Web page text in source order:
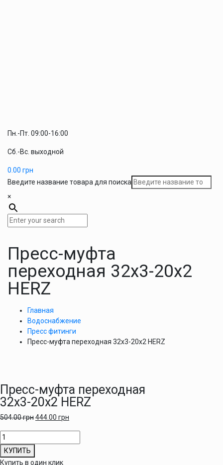
Пн.-Пт. 09:00-16:00
Сб.-Вс. выходной
0.00 грн
Введите название товара для поиска
×
Пресс-муфта
переходная 32х3-20х2
HERZ
Главная
Водоснабжение
Пресс фитинги
Пресс-муфта переходная 32х3-20х2 HERZ
Пресс-муфта переходная
32х3-20х2 HERZ
504.00грн444.00 грн
Количество
товара
Пресс-
КУПИТЬ
Купить в один клик